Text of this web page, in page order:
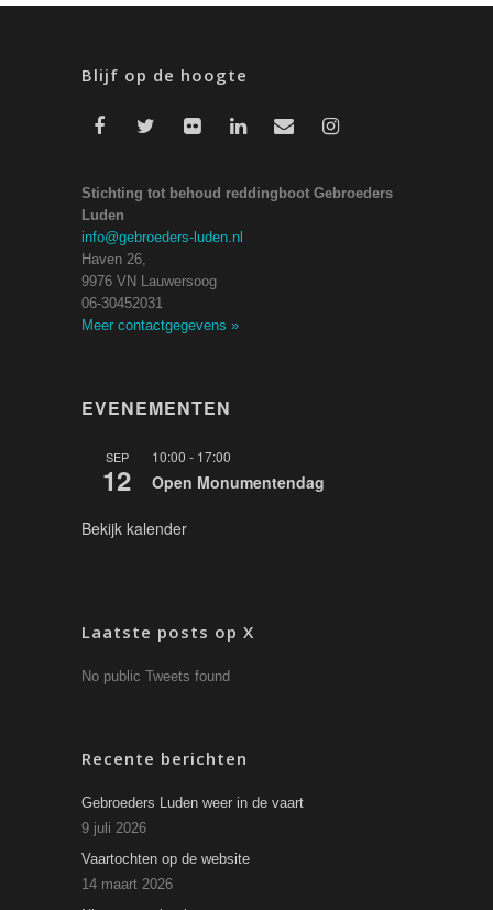
Blijf op de hoogte
Stichting tot behoud reddingboot Gebroeders
Luden
info@gebroeders-luden.nl
Haven 26,
9976 VN Lauwersoog
06-30452031
Meer contactgegevens »
EVENEMENTEN
SEP
12
10:00 - 17:00
Open Monumentendag
Bekijk kalender
Laatste posts op X
No public Tweets found
Recente berichten
Gebroeders Luden weer in de vaart
9 juli 2026
Vaartochten op de website
14 maart 2026